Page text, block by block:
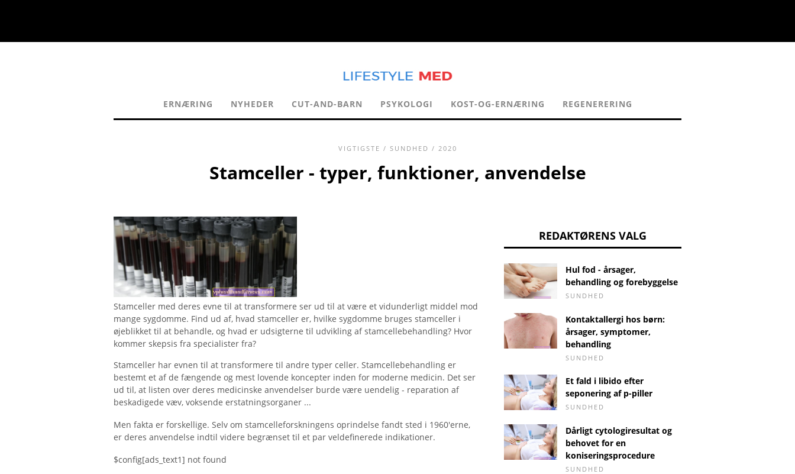
ERNÆRING NYHEDER CUT-AND-BARN PSYKOLOGI KOST-OG-ERNÆRING REGENERERING
VIGTIGSTE / SUNDHED / 2020
Stamceller - typer, funktioner, anvendelse
Stamceller med deres evne til at transformere ser ud til at være et vidunderligt middel mod
mange sygdomme. Find ud af, hvad stamceller er, hvilke sygdomme bruges stamceller i
øjeblikket til at behandle, og hvad er udsigterne til udvikling af stamcellebehandling? Hvor
kommer skepsis fra specialister fra?
Stamceller har evnen til at transformere til andre typer celler. Stamcellebehandling er
bestemt et af de fængende og mest lovende koncepter inden for moderne medicin. Det ser
ud til, at listen over deres medicinske anvendelser burde være uendelig - reparation af
beskadigede væv, voksende erstatningsorganer ...
Men fakta er forskellige. Selv om stamcelleforskningens oprindelse fandt sted i 1960'erne,
er deres anvendelse indtil videre begrænset til et par veldefinerede indikationer.
$config[ads_text1] not found
REDAKTØRENS VALG
Hul fod - årsager,
behandling og forebyggelse
SUNDHED
Kontaktallergi hos børn:
årsager, symptomer,
behandling
SUNDHED
Et fald i libido efter
seponering af p-piller
SUNDHED
Dårligt cytologiresultat og
behovet for en
koniseringsprocedure
SUNDHED